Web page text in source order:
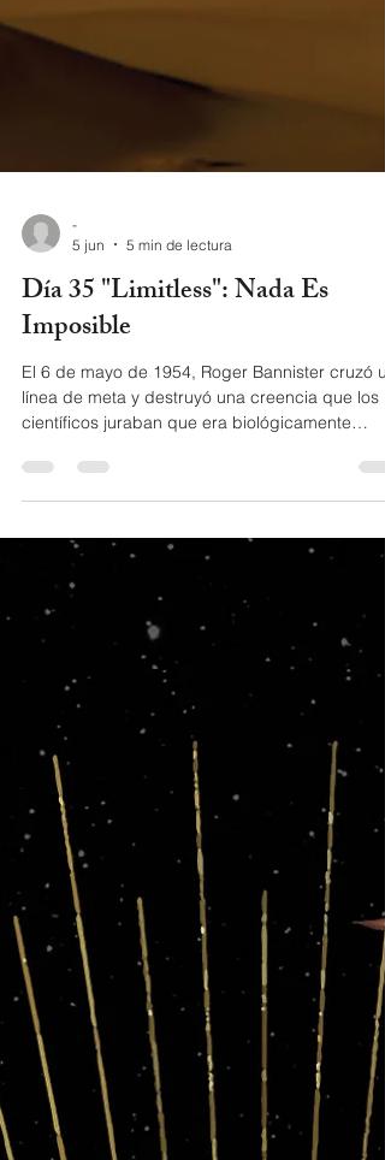
5 jun
5 min de lectura
Día 35 "Limitless": Nada Es
Imposible
El 6 de mayo de 1954, Roger Bannister cruzó
científicos juraban que era biológicamente
imposible: correr una milla en menos de cuatro
minutos. En el Día 35 del universo Orión,
usa ese momento histórico como detonador
la pregunta que define vidas: ¿Cuál es la
que tú crees que no puedes romper? Lyrics of
Limitless by Zawezo Nada es imposible you can
call it limitless Con Propósito eso te hace
invencible Soy g